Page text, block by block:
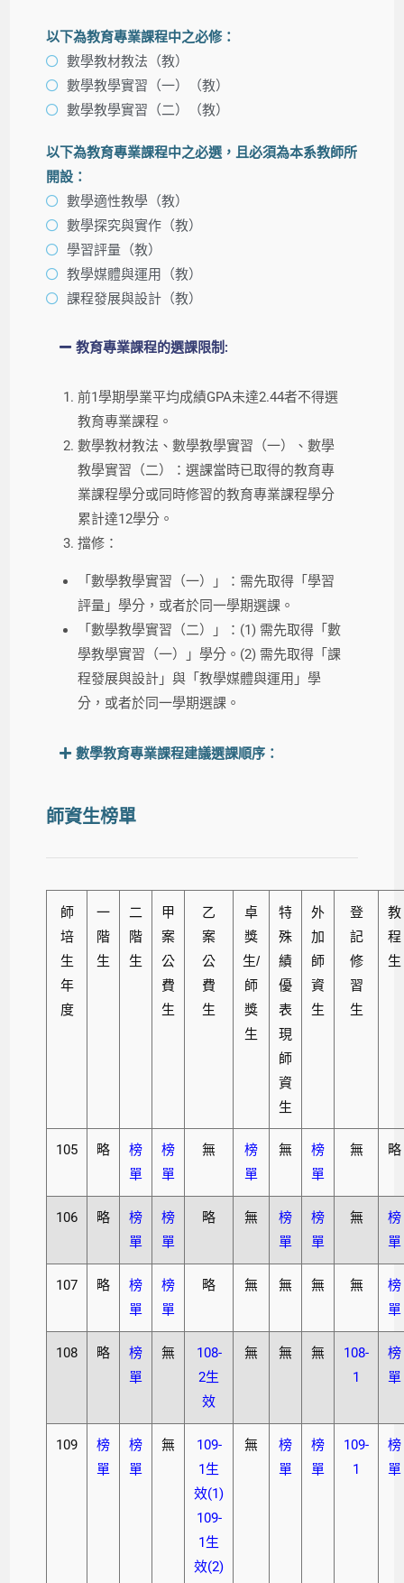
以下為教育專業課程中之必修：
數學教材教法（教）
數學教學實習（一）（教）
數學教學實習（二）（教）
以下為教育專業課程中之必選，且必須為本系教師所
開設：
數學適性教學（教）
數學探究與實作（教）
學習評量（教）
教學媒體與運用（教）
課程發展與設計（教）
教育專業課程的選課限制:
前1學期學業平均成績GPA未達2.44者不得選
教育專業課程。
數學教材教法、數學教學實習（一）、數學
教學實習（二）：選課當時已取得的教育專
業課程學分或同時修習的教育專業課程學分
累計達12學分。
擋修：
「數學教學實習（一）」：需先取得「學習
評量」學分，或者於同一學期選課。
「數學教學實習（二）」：(1) 需先取得「數
學教學實習（一）」學分。(2) 需先取得「課
程發展與設計」與「教學媒體與運用」學
分，或者於同一學期選課。
數學教育專業課程建議選課順序：
師資生榜單
師
培
生
年
度
一
階
生
二
階
生
甲
案
公
費
生
乙
案
公
費
生
卓
獎
生/
師
獎
生
特
殊
績
優
表
現
師
資
生
外
加
師
資
生
登
記
修
習
生
教
程
生
105 略
榜
單
榜
單
無
榜
單
無
榜
單
無 略
106 略
榜
單
榜
單
略 無
榜
單
榜
單
無
榜
單
107 略
榜
單
榜
單
略 無 無 無 無
榜
單
108 略
榜
單
無
108-
2生
效
無 無 無
108-
1
榜
單
109
榜
單
榜
單
無
109-
1生
效(1)
109-
1生
效(2)
無
榜
單
榜
單
109-
1
榜
單